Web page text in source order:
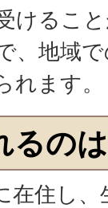
けるこ
、地域
ます。
るの
在住し